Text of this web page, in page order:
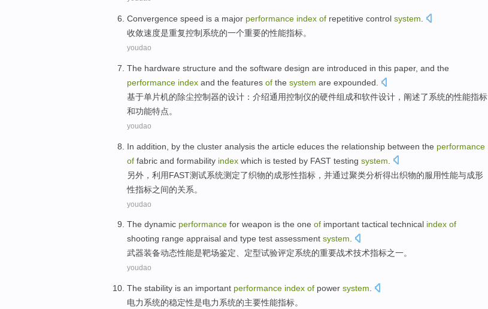
Convergence speed is a major performance index of repetitive control system
收敛速度是重复控制 系统的一个重要的性能指标。
youdao
The hardware structure and the software design are introduced in this paper, and the
performance index and the features of the system are expounded
基于单片机的除尘控制器的设计 ： 介绍通用控制仪的硬件组成和软件设计，阐述了系统的性能指标
和功能特点。
youdao
In addition by the cluster analysis the article educes the relationship between the performance
of fabric and formability index which is tested by FAST testing system
另外 ， 利用FAST测试系统测定了织物的成形性指标 ， 并通过聚类分析得出织物的服用性能与成形
性指标之间的关系。
youdao
The dynamic performance for weapon is the one of important tactical technical index of
shooting range appraisal and type test assessment system.
武器装备动态性能是靶场鉴定、 定型试验评定系统的重要战术技术指标之一。
youdao
The stability is an important performance index of power system
电力系统的稳定性是电力系统的主要性能指标。